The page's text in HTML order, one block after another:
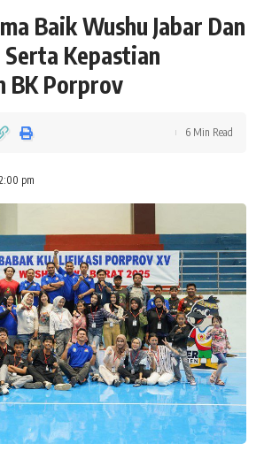
Baik Wushu Jabar Dan
Kepastian
BK Porprov
pm
6 Min Read